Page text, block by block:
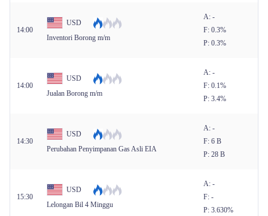
14:00
USD
Inventori Borong m/m
A: -
F: 0.3%
P: 0.3%
14:00
USD
Jualan Borong m/m
A: -
F: 0.1%
P: 3.4%
14:30
USD
Perubahan Penyimpanan Gas Asli EIA
A: -
F: 6 B
P: 28 B
15:30
USD
Lelongan Bil 4 Minggu
A: -
F: -
P: 3.630%